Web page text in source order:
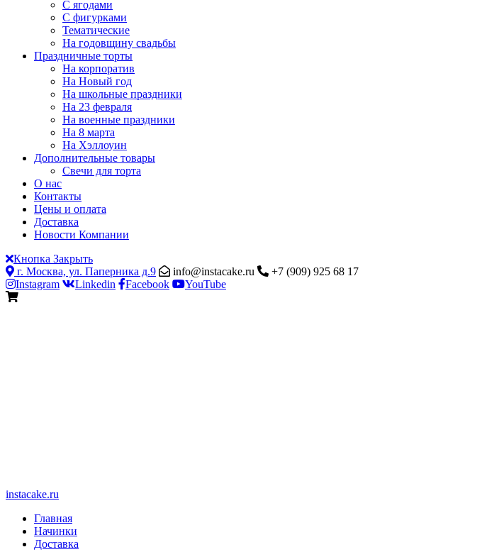
С ягодами
С фигурками
Тематические
На годовщину свадьбы
Праздничные торты
На корпоратив
На Новый год
На школьные праздники
На 23 февраля
На военные праздники
На 8 марта
На Хэллоуин
Дополнительные товары
Свечи для торта
О нас
Контакты
Цены и оплата
Доставка
Новости Компании
Кнопка Закрыть
г. Москва, ул. Паперника д.9
info@instacake.ru
+7 (909) 925 68 17
Instagram
Linkedin Facebook YouTube
instacake.ru
Главная
Начинки
Доставка